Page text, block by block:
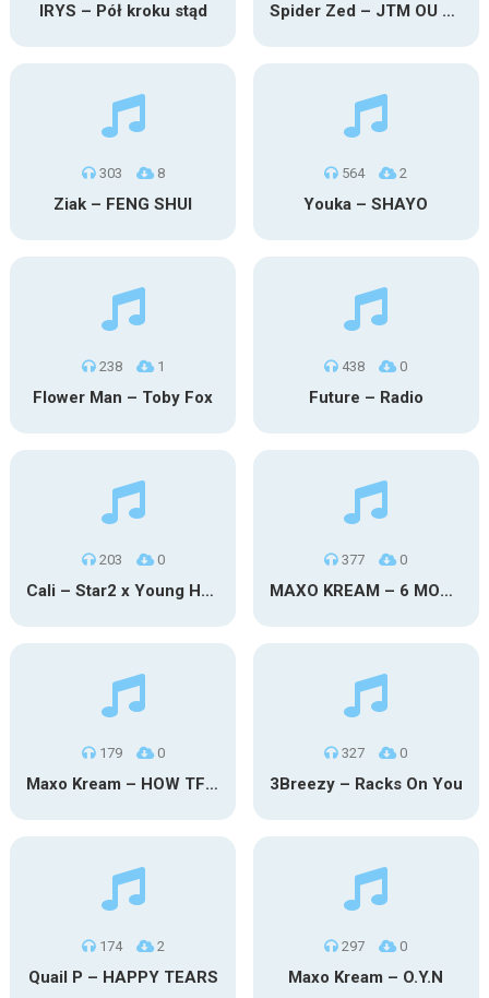
IRYS – Pół kroku stąd Spider Zed – JTM OU TG
303 8
Ziak – FENG SHUI
564 2
Youka – SHAYO
238 1
Flower Man – Toby Fox
438 0
Future – Radio
203 0
Cali – Star2 x Young Henny
377 0
MAXO KREAM – 6 MONTHS CLEAN
179 0
Maxo Kream – HOW TF I’M LUCKY
327 0
3Breezy – Racks On You
174 2
Quail P – HAPPY TEARS
297 0
Maxo Kream – O.Y.N